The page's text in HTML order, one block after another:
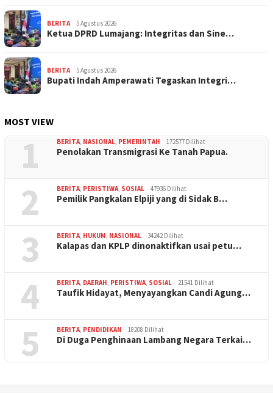
BERITA 5 Agustus 2026
Ketua DPRD Lumajang: Integritas dan Sine…
BERITA 5 Agustus 2026
Bupati Indah Amperawati Tegaskan Integri…
MOST VIEW
1 BERITA, NASIONAL, PEMERINTAH 172577 Dilihat
Penolakan Transmigrasi Ke Tanah Papua.
2 BERITA, PERISTIWA, SOSIAL 47936 Dilihat
Pemilik Pangkalan Elpiji yang di Sidak B…
3 BERITA, HUKUM, NASIONAL 34242 Dilihat
Kalapas dan KPLP dinonaktifkan usai petu…
4 BERITA, DAERAH, PERISTIWA, SOSIAL 21541 Dilihat
Taufik Hidayat, Menyayangkan Candi Agung…
5 BERITA, PENDIDIKAN 18208 Dilihat
Di Duga Penghinaan Lambang Negara Terkai…